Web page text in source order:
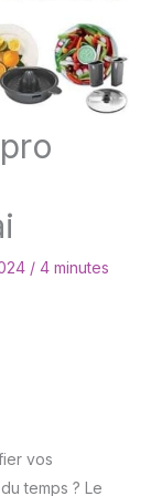
/ 4 minutes
vos
temps ? Le